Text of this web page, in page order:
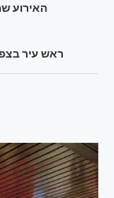
האירוע
ראש עיר